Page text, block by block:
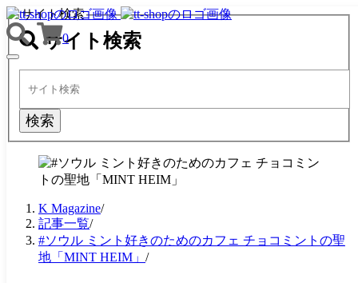
0
TOGGLE
NAVIGATION
サイト検索
サイト検索
検索
K Magazine/
記事一覧/
#ソウル ミント好きのためのカフェ チョコミントの聖
地「MINT HEIM」 /